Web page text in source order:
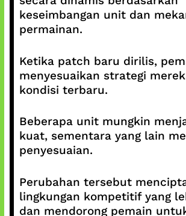
keseimbangan unit dan
permainan.
Ketika patch baru dirilis,
menyesuaikan strategi
kondisi terbaru.
Beberapa unit mungkin
kuat, sementara yang lain
penyesuaian.
Perubahan tersebut
lingkungan kompetitif yang
dan mendorong pemain